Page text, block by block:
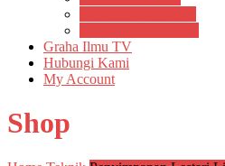
Graha Ilmu TV
Hubungi Kami
My Account
Shop